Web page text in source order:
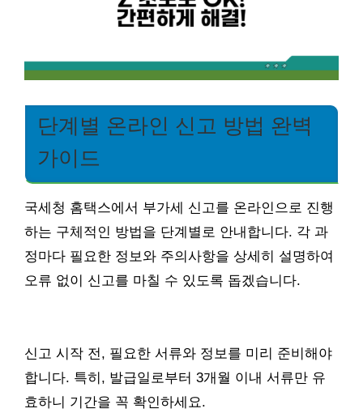
단계별 온라인 신고 방법 완벽
가이드
국세청 홈택스에서 부가세 신고를 온라인으로 진행
하는 구체적인 방법을 단계별로 안내합니다. 각 과
정마다 필요한 정보와 주의사항을 상세히 설명하여
오류 없이 신고를 마칠 수 있도록 돕겠습니다.
신고 시작 전, 필요한 서류와 정보를 미리 준비해야
합니다. 특히, 발급일로부터 3개월 이내 서류만 유
효하니 기간을 꼭 확인하세요.